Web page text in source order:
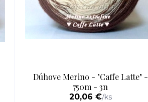
Dúhove Merino - "Caffe Latte" -
750m - 3n
20,06 €/ks